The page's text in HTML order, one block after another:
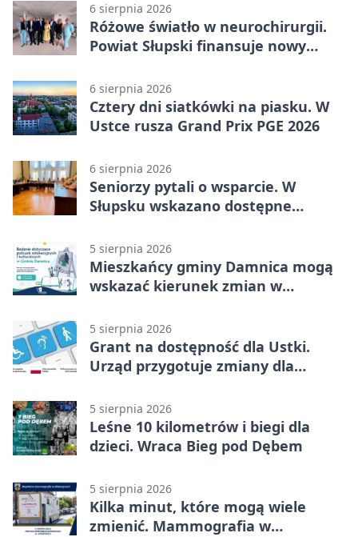
6 sierpnia 2026
Różowe światło w neurochirurgii.
Powiat Słupski finansuje nowy
6 sierpnia 2026
Cztery dni siatkówki na piasku. W
Ustce rusza Grand Prix PGE 2026
6 sierpnia 2026
Seniorzy pytali o wsparcie. W
Słupsku wskazano dostępne
5 sierpnia 2026
Mieszkańcy gminy Damnica mogą
wskazać kierunek zmian w
5 sierpnia 2026
Grant na dostępność dla Ustki.
Urząd przygotuje zmiany dla
5 sierpnia 2026
Leśne 10 kilometrów i biegi dla
dzieci. Wraca Bieg pod Dębem
5 sierpnia 2026
Kilka minut, które mogą wiele
zmienić. Mammografia w